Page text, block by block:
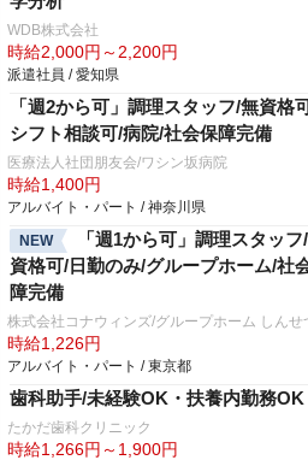
WDB株式会社
時給2,000円～2,200円
派遣社員 / 愛知県
「週2から可」調理スタッフ/無資格
シフト相談可/病院/社会保障完備
医療法人社団朋友会/ワシン坂病院
時給1,400円
アルバイト・パート / 神奈川県
NEW
「週1から可」調理スタッフ
資格可/日勤のみ/グループホーム/社
障完備
株式会社コナウィンズ/グループホーム しんせ
時給1,226円
アルバイト・パート / 東京都
歯科助手/未経験OK・扶養内勤務OK
たかだ歯科クリニック
時給1,266円～1,900円